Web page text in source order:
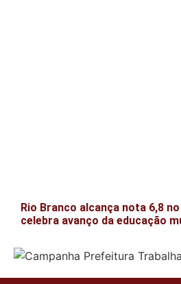
Rio Branco alcança nota 6,8
celebra avanço da educação